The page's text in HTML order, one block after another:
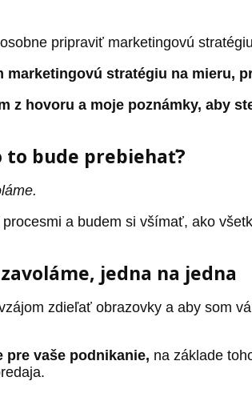
pripraviť marketingovú
marketingovú stratégiu na mieru,
z hovoru a moje poznámky, aby
to bude prebiehať?
a budem si všímať, ako
jedna na jedna
zdieľať obrazovky a aby som
pre vaše podnikanie, na základe